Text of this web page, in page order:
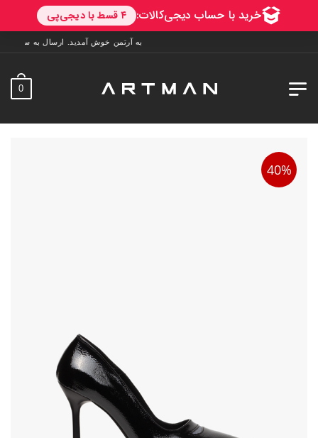
به آرتمن خوش آمدید. ارسال به سراسر ایران. 7 روز فرصت تست در منزل. 1 سال خدمات پس از
0
40%